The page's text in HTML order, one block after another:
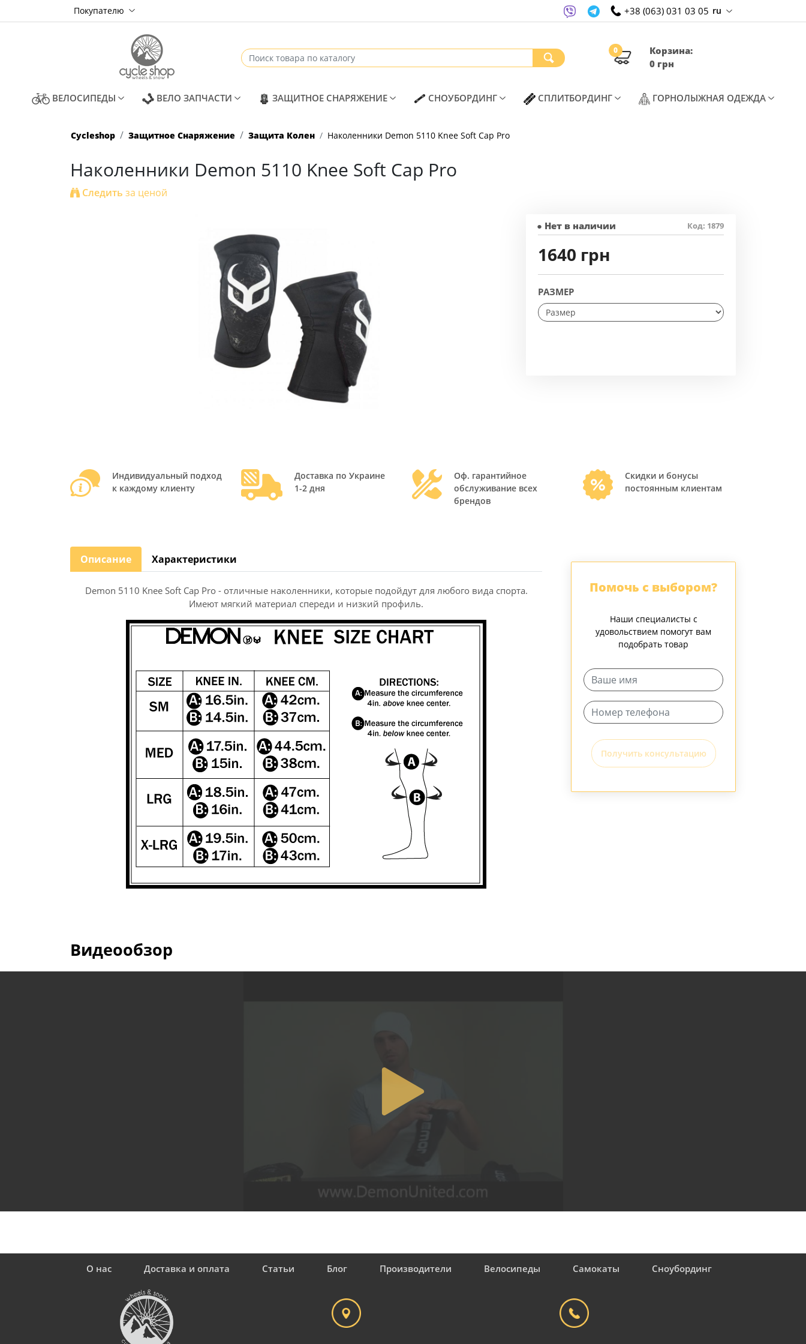
Покупателю +38 (063) 031 03 05 ru
0
Корзина:
0 грн
ВЕЛОСИПЕДЫ(CURRENT)ВЕЛО ЗАПЧАСТИ(CURRENT)ЗАЩИТНОЕ СНАРЯЖЕНИЕ(CURRENT)СНОУБОРДИНГ(CURRENT)СПЛИТБОРДИНГ(CURRENT)ГОРНОЛЫЖНАЯ ОДЕЖДА
Cycleshop Защитное Снаряжение Защита Колен Наколенники Demon 5110 Knee Soft Cap Pro
Наколенники Demon 5110 Knee Soft Cap Pro
Следить за ценой
● Нет в наличии Код: 1879
1640 грн
РАЗМЕР
Индивидуальный подход
к каждому клиенту
Доставка по Украине
1-2 дня
Оф. гарантийное
обслуживание всех
брендов
Скидки и бонусы
постоянным клиентам
Описание Характеристики
Demon 5110 Knee Soft Cap Pro - отличные наколенники, которые подойдут для любого вида спорта.
Имеют мягкий материал спереди и низкий профиль.
Помочь с выбором?
Наши специалисты с
удовольствием помогут вам
подобрать товар
Получить консультацию
Видеообзор
О нас Доставка и оплата Статьи Блог Производители Велосипеды Самокаты Сноубординг